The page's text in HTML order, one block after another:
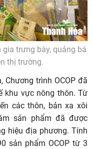
gia trưng bày, quảng bá
thị trường.
Chương trình OCOP đã
khu vực nông thôn. Từ
các thôn, bản xa xôi
sản phẩm đã được
hiệu địa phương. Tính
sản phẩm OCOP từ 3